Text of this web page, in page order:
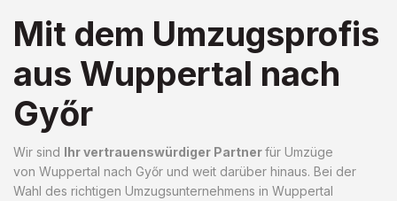
Mit dem Umzugsprofis
aus Wuppertal nach
Győr
Wir sind Ihr vertrauenswürdiger Partnerfür Umzüge
von Wuppertal nach Győr und weit darüber hinaus. Bei der
Wahl des richtigen Umzugsunternehmens in Wuppertal